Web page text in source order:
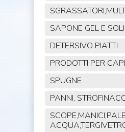
SAPONE GEL E
DETERSIVO PIATTI
PRODOTTI PER
SPUGNE
PANNI,